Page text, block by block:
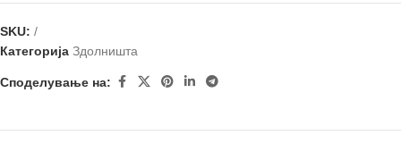
SKU: /
Категорија Здолништа
Споделување на: